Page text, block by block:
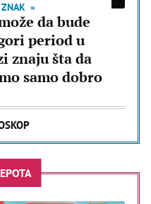
da bude
period u
znaju šta da
samo dobro